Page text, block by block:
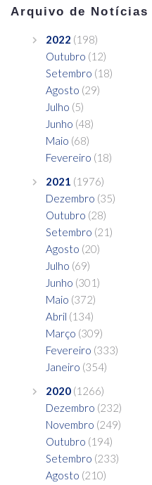
Arquivo de Notícias
2022 (198)
Outubro (12)
Setembro (18)
Agosto (29)
Julho (5)
Junho (48)
Maio (68)
Fevereiro (18)
2021 (1976)
Dezembro (35)
Outubro (28)
Setembro (21)
Agosto (20)
Julho (69)
Junho (301)
Maio (372)
Abril (134)
Março (309)
Fevereiro (333)
Janeiro (354)
2020 (1266)
Dezembro (232)
Novembro (249)
Outubro (194)
Setembro (233)
Agosto (210)